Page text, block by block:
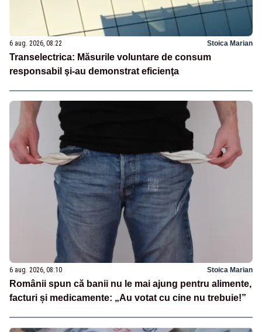
6 aug. 2026, 08:22 Stoica Marian
Transelectrica: Măsurile voluntare de consum
responsabil şi-au demonstrat eficienţa
6 aug. 2026, 08:10 Stoica Marian
Românii spun că banii nu le mai ajung pentru alimente,
facturi și medicamente: „Au votat cu cine nu trebuie!”